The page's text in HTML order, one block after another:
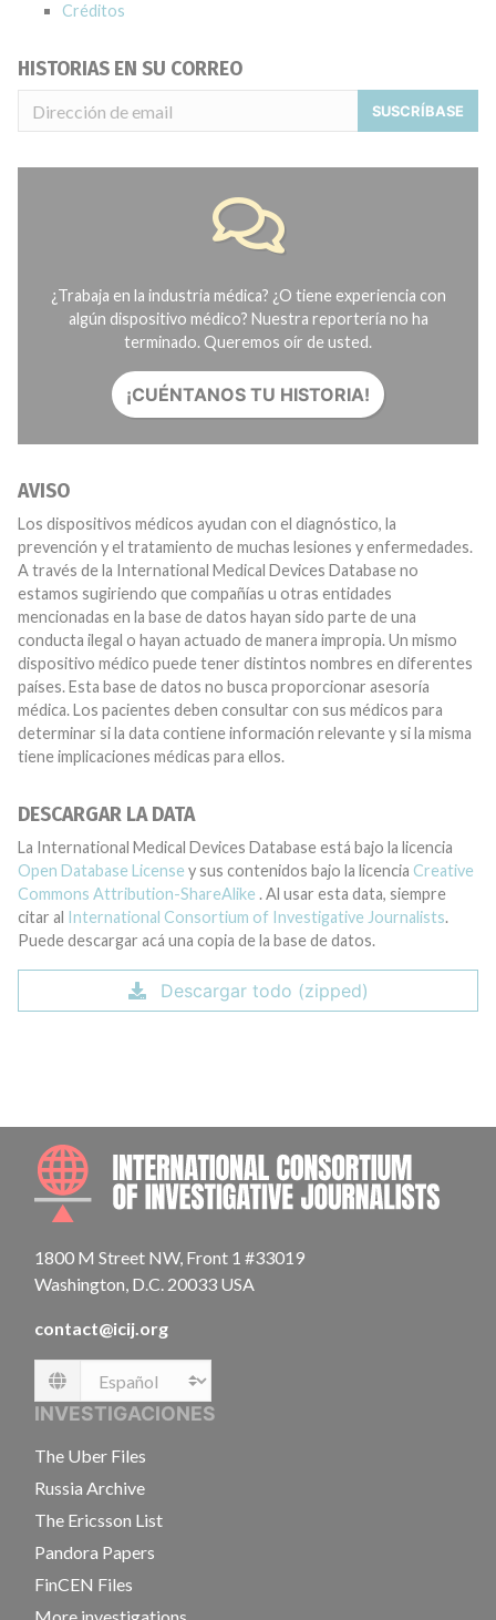
Créditos
HISTORIAS EN SU CORREO
SUSCRÍBASE
¿Trabaja en la industria médica? ¿O tiene experiencia con
algún dispositivo médico? Nuestra reportería no ha
terminado. Queremos oír de usted.
¡CUÉNTANOS TU HISTORIA!
AVISO
Los dispositivos médicos ayudan con el diagnóstico, la
prevención y el tratamiento de muchas lesiones y enfermedades.
A través de la International Medical Devices Database no
estamos sugiriendo que compañías u otras entidades
mencionadas en la base de datos hayan sido parte de una
conducta ilegal o hayan actuado de manera impropia. Un mismo
dispositivo médico puede tener distintos nombres en diferentes
países. Esta base de datos no busca proporcionar asesoría
médica. Los pacientes deben consultar con sus médicos para
determinar si la data contiene información relevante y si la misma
tiene implicaciones médicas para ellos.
DESCARGAR LA DATA
La International Medical Devices Database está bajo la licencia
Open Database License y sus contenidos bajo la licencia Creative
Commons Attribution-ShareAlike . Al usar esta data, siempre
citar al International Consortium of Investigative Journalists.
Puede descargar acá una copia de la base de datos.
Descargar todo (zipped)
1800 M Street NW, Front 1 #33019
Washington, D.C. 20033 USA
contact@icij.org
Language
INVESTIGACIONES
The Uber Files
Russia Archive
The Ericsson List
Pandora Papers
FinCEN Files